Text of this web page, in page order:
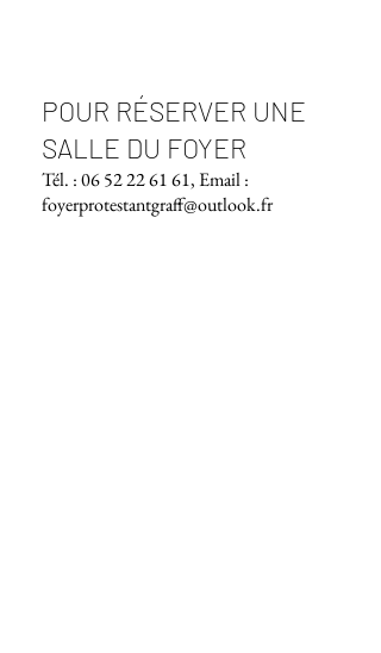
POUR RÉSERVER UNE
SALLE DU FOYER
Tél. :06 52 22 61 61, Email :
foyerprotestantgraff@outlook.fr